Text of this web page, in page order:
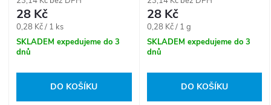
28 Kč
Měrná
cena:
0,28 Kč / 1 ks
SKLADEM expedujeme do 3
dnů
DO KOŠÍKU
28 Kč
Měrná
cena:
0,28 Kč / 1 g
SKLADEM expedujeme do 3
dnů
DO KOŠÍKU